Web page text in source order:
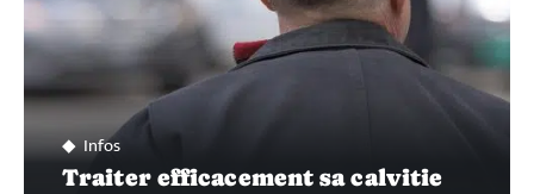
Infos
Traiter efficacement sa calvitie